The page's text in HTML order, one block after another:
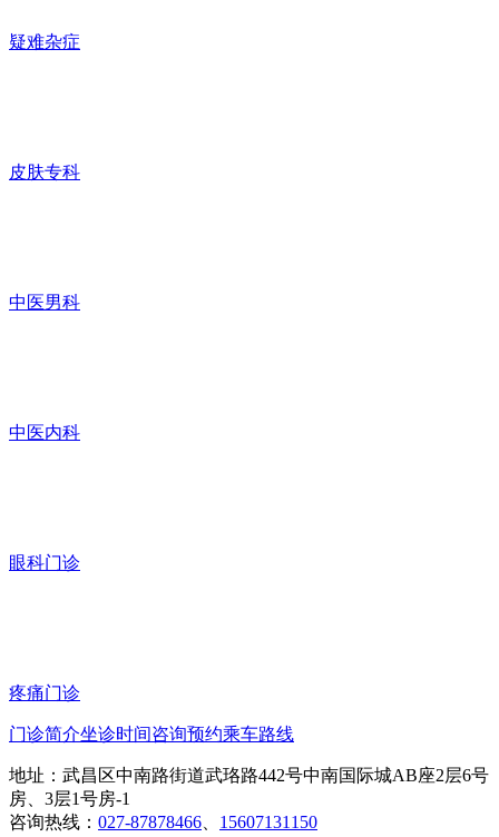
疑难杂症
皮肤专科
中医男科
中医内科
眼科门诊
疼痛门诊
门诊简介坐诊时间咨询预约乘车路线
地址：武昌区中南路街道武珞路442号中南国际城AB座2层6号
房、3层1号房-1
咨询热线： 027-87878466 15607131150